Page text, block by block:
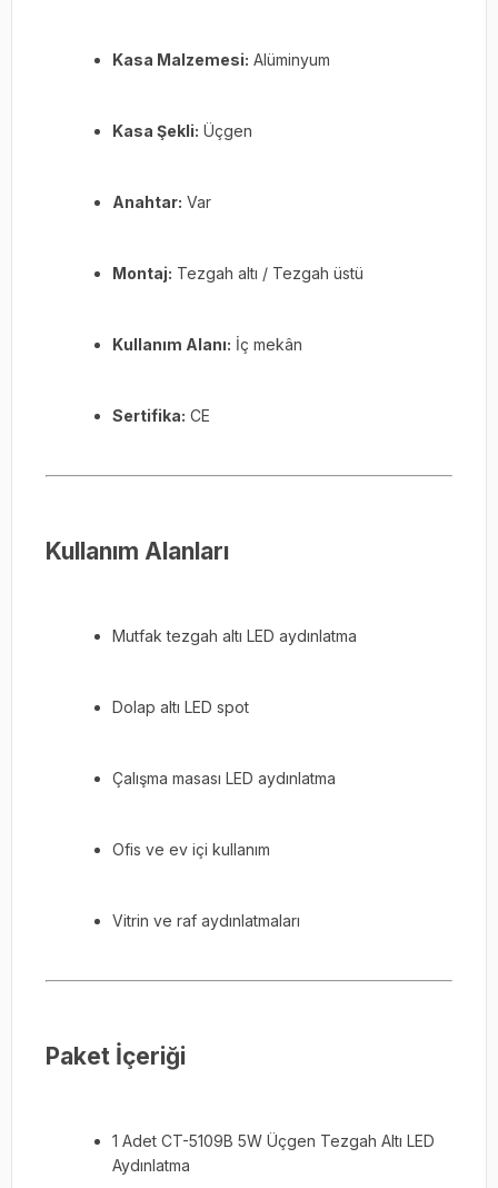
Kasa Malzemesi: Alüminyum
Kasa Şekli: Üçgen
Anahtar: Var
Montaj: Tezgah altı / Tezgah üstü
Kullanım Alanı: İç mekân
Sertifika: CE
Kullanım Alanları
Mutfak tezgah altı LED aydınlatma
Dolap altı LED spot
Çalışma masası LED aydınlatma
Ofis ve ev içi kullanım
Vitrin ve raf aydınlatmaları
Paket İçeriği
1 Adet CT-5109B 5W Üçgen Tezgah Altı LED
Aydınlatma